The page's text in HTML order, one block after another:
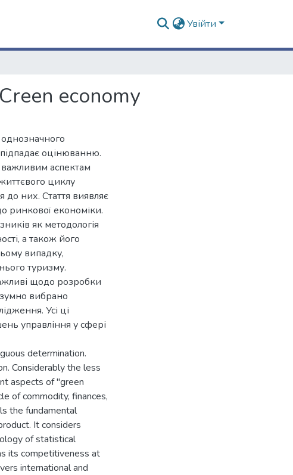
Увійти
economy
оцінюванню.
аспектам
циклу
до них. Стаття виявляє
ринкової економіки.
як методологія
а також його
випадку,
туризму.
щодо розробки
вибрано
Усі ці
управління у сфері
determination.
Considerably the less
aspects of "green
of commodity, finances,
the fundamental
It considers
of statistical
its competitiveness at
international and